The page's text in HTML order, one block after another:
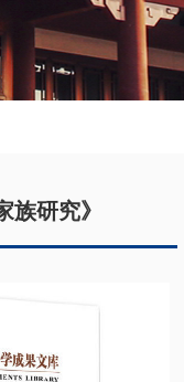
族研究》